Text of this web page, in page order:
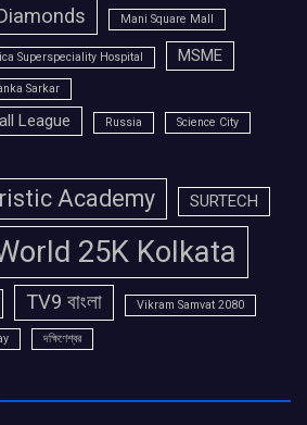
Mani Square Mall
Superspeciality Hospital MSME
Sarkar
League Russia Science City
Academy SURTECH
25K Kolkata
TV9 বাংলা Vikram Samvat 2080
দক্ষিণেশ্বর